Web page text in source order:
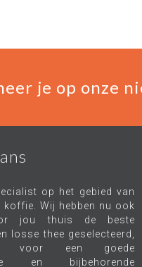
je op onze
op het gebied van
koffie. Wij hebben nu ook
jou thuis de beste
losse thee geselecteerd,
voor een goede
en bijbehorende